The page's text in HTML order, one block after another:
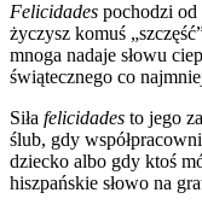
Felicidades pochodzi od
życzysz komuś
mnoga nadaje słowu
świątecznego co
Siła felicidades to jego
ślub, gdy
dziecko albo gdy ktoś
hiszpańskie słowo na